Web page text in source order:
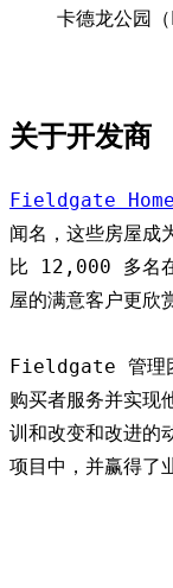
卡德龙公园
关于开发商
Fieldgate
闻名，这些房屋成
比 12,000 多名
屋的满意客户更
Fieldgate 管理团
购买者服务并实现
训和改变和改进的
项目中，并赢得了